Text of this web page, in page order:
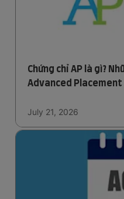
Chứng chỉ AP là gì?
Advanced Placement
July 21, 2026